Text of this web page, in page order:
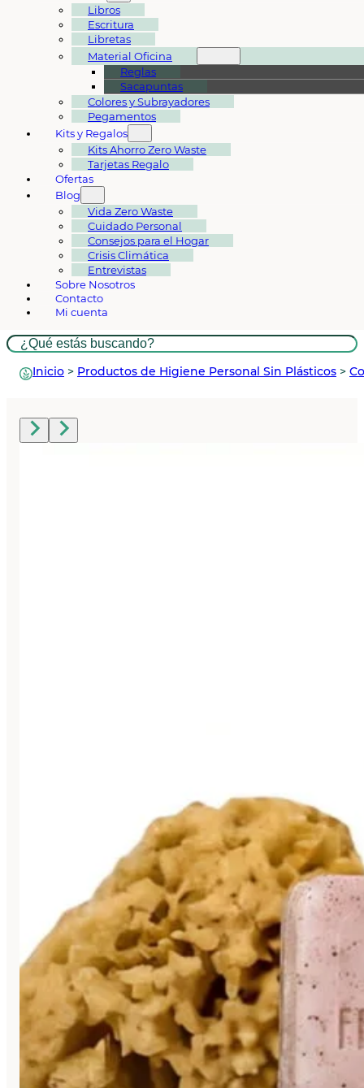
Libros
Escritura
Libretas
Material Oficina
Reglas
Sacapuntas
Colores y Subrayadores
Pegamentos
Kits y Regalos
Kits Ahorro Zero Waste
Tarjetas Regalo
Ofertas
Blog
Vida Zero Waste
Cuidado Personal
Consejos para el Hogar
Crisis Climática
Entrevistas
Sobre Nosotros
Contacto
Mi cuenta
Buscar
Inicio > Productos de Higiene Personal Sin Plásticos >